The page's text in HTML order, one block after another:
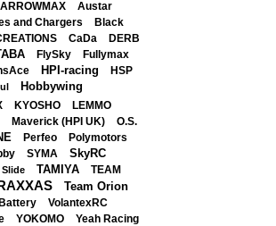
ARROWMAX Austar
and Chargers
Black
CaDa DERB
FlySky Fullymax
HPI-racing
HSP
Hobbywing
KYOSHO
LEMMO
Maverick (HPI UK)
O.S.
Perfeo Polymotors
SYMA SkyRC
Slide TAMIYA
TEAM
Team Orion
VolantexRC
YOKOMO Yeah Racing